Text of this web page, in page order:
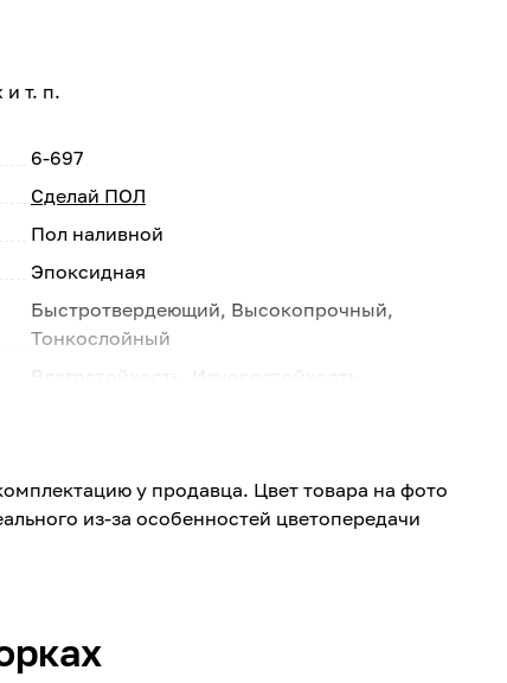
т. п.
6-697
Сделай ПОЛ
Пол наливной
Эпоксидная
Быстротвердеющий, Высокопрочный,
Тонкослойный
Влагостойкость, Износостойкость
0.4
-45
30
у продавца. Цвет товара на фото
из-за особенностей цветопередачи